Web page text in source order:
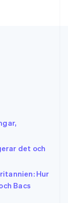
det och
Hur
Bacs